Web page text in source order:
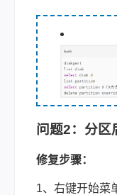
问题2：分区
修复步骤：
1、右键开始菜